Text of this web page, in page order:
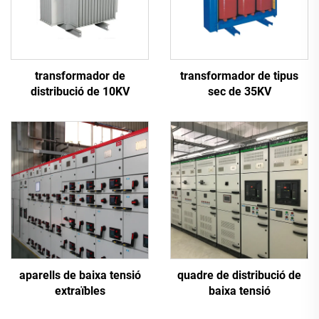
transformador de
distribució de 10KV
transformador de tipus
sec de 35KV
aparells de baixa tensió
extraïbles
quadre de distribució de
baixa tensió